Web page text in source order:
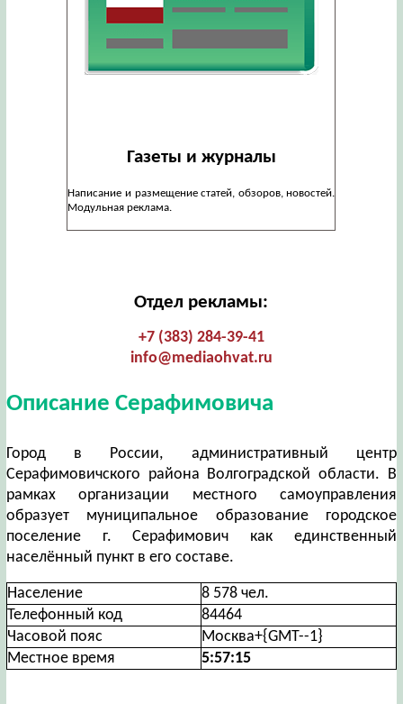
Газеты и журналы
Написание и размещение статей, обзоров, новостей.
Модульная реклама.
Отдел рекламы:
+7 (383) 284-39-41
info@mediaohvat.ru
Описание Серафимовича
Город в России, административный центр
Серафимовичского района Волгоградской области. В
рамках организации местного самоуправления
образует муниципальное образование городское
поселение г. Серафимович как единственный
населённый пункт в его составе.
Население
8 578 чел.
Телефонный код
84464
Часовой пояс
Москва+{GMT--1}
Местное время
5:57:15